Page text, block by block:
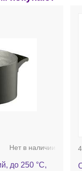
Нет в наличии
до 250 °С,